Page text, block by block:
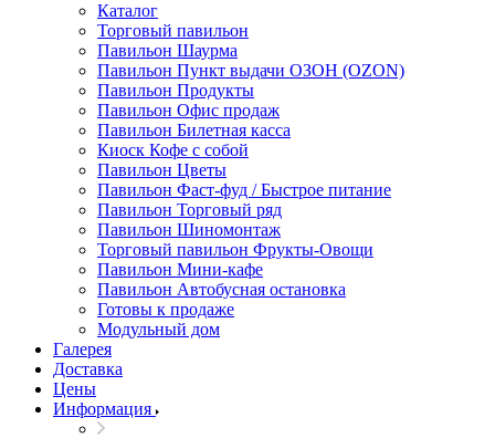
Каталог
Торговый павильон
Павильон Шаурма
Павильон Пункт выдачи ОЗОН (OZON)
Павильон Продукты
Павильон Офис продаж
Павильон Билетная касса
Киоск Кофе с собой
Павильон Цветы
Павильон Фаст-фуд / Быстрое питание
Павильон Торговый ряд
Павильон Шиномонтаж
Торговый павильон Фрукты-Овощи
Павильон Мини-кафе
Павильон Автобусная остановка
Готовы к продаже
Модульный дом
Галерея
Доставка
Цены
Информация